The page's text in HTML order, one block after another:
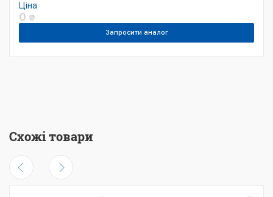
Ціна
0 ₴
Запросити аналог
Схожі товари